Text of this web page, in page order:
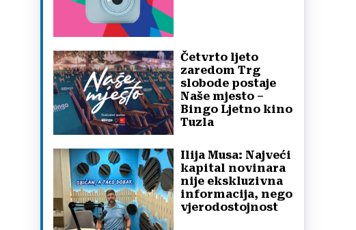
Četvrto ljeto
zaredom Trg
slobode postaje
Naše mjesto –
Bingo Ljetno kino
Tuzla
Ilija Musa: Najveći
kapital novinara
nije ekskluzivna
informacija, nego
vjerodostojnost